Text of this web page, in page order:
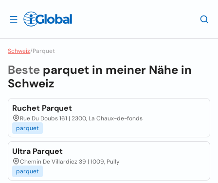
Schweiz/Parquet
Beste parquet in meiner Nähe in
Schweiz
Ruchet Parquet
Rue Du Doubs 161 | 2300, La Chaux-de-fonds
parquet
Ultra Parquet
Chemin De Villardiez 39 | 1009, Pully
parquet